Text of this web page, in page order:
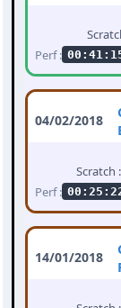
Perf :
04/02/2018
Scratch :
Perf :
14/01/2018